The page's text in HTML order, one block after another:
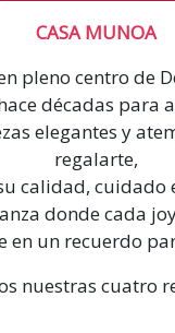
CASA MUNOA
pleno centro de
décadas para
elegantes y
regalarte,
calidad, cuidado
donde cada
en un recuerdo
nuestras cuatro